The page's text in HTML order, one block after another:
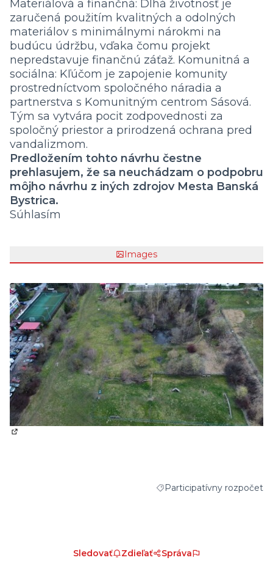
Materiálová a finančná: Dlhá životnosť je
zaručená použitím kvalitných a odolných
materiálov s minimálnymi nárokmi na
budúcu údržbu, vďaka čomu projekt
nepredstavuje finančnú záťaž. Komunitná a
sociálna: Kľúčom je zapojenie komunity
prostredníctvom spoločného náradia a
partnerstva s Komunitným centrom Sásová.
Tým sa vytvára pocit zodpovednosti za
spoločný priestor a prirodzená ochrana pred
vandalizmom.
Predložením tohto návrhu čestne
prehlasujem, že sa neuchádzam o podpobru
môjho návrhu z iných zdrojov Mesta Banská
Bystrica.
Súhlasím
Images
Filter results for category:
Participatívny rozpočet
Sledovať Zdieľať Správa